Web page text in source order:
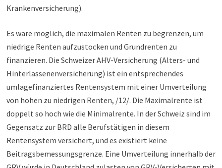
Krankenversicherung).
Es wäre möglich, die maximalen Renten zu begrenzen, um
niedrige Renten aufzustocken und Grundrenten zu
finanzieren. Die Schweizer AHV-Versicherung (Alters- und
Hinterlassenenversicherung) ist ein entsprechendes
umlagefinanziertes Rentensystem mit einer Umverteilung
von hohen zu niedrigen Renten, /12/. Die Maximalrente ist
doppelt so hoch wie die Minimalrente. In der Schweiz sind im
Gegensatz zur BRD alle Berufstätigen in diesem
Rentensystem versichert, und es existiert keine
Beitragsbemessungsgrenze. Eine Umverteilung innerhalb der